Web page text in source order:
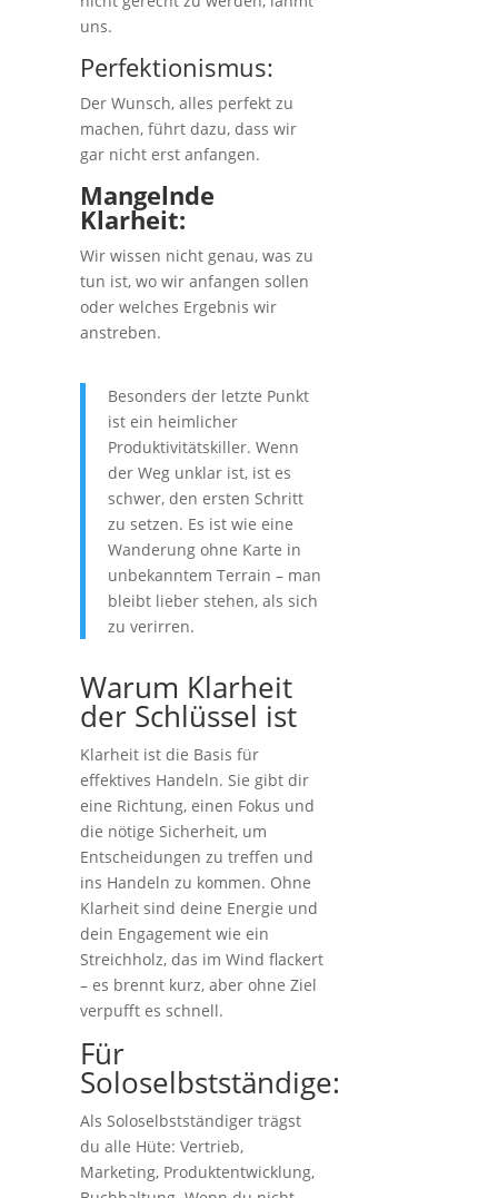
uns.
Perfektionismus:
Der Wunsch, alles perfekt zu
machen, führt dazu, dass wir
gar nicht erst anfangen.
Mangelnde
Klarheit:
Wir wissen nicht genau, was zu
tun ist, wo wir anfangen sollen
oder welches Ergebnis wir
anstreben.
Besonders der letzte Punkt
ist ein heimlicher
Produktivitätskiller. Wenn
der Weg unklar ist, ist es
schwer, den ersten Schritt
zu setzen. Es ist wie eine
Wanderung ohne Karte in
unbekanntem Terrain – man
bleibt lieber stehen, als sich
zu verirren.
Warum Klarheit
der Schlüssel ist
Klarheit ist die Basis für
effektives Handeln. Sie gibt dir
eine Richtung, einen Fokus und
die nötige Sicherheit, um
Entscheidungen zu treffen und
ins Handeln zu kommen. Ohne
Klarheit sind deine Energie und
dein Engagement wie ein
Streichholz, das im Wind flackert
– es brennt kurz, aber ohne Ziel
verpufft es schnell.
Für
Soloselbstständige:
Als Soloselbstständiger trägst
du alle Hüte: Vertrieb,
Marketing, Produktentwicklung,